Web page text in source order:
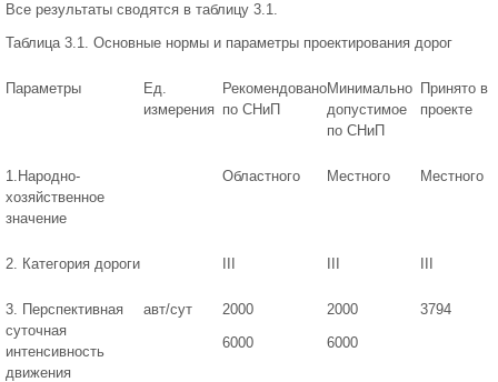
Все результаты сводятся в таблицу 3.1.
Таблица 3.1. Основные нормы и параметры проектирования дорог
Параметры
Ед.
измерения
Рекомендовано
по СНиП
Минимально
допустимое
по СНиП
Принято в
проекте
1.Народно-
хозяйственное
значение
Областного Местного Местного
2. Категория дороги
3. Перспективная
суточная
интенсивность
движения
авт/сут
2000
6000
2000
6000
3794